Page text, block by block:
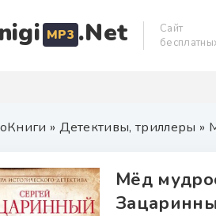
MP3 .Net
Сайт
» Детективы, триллеры »
Мёд